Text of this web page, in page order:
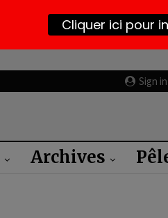
Sign
Archives
Cliquer ici pour